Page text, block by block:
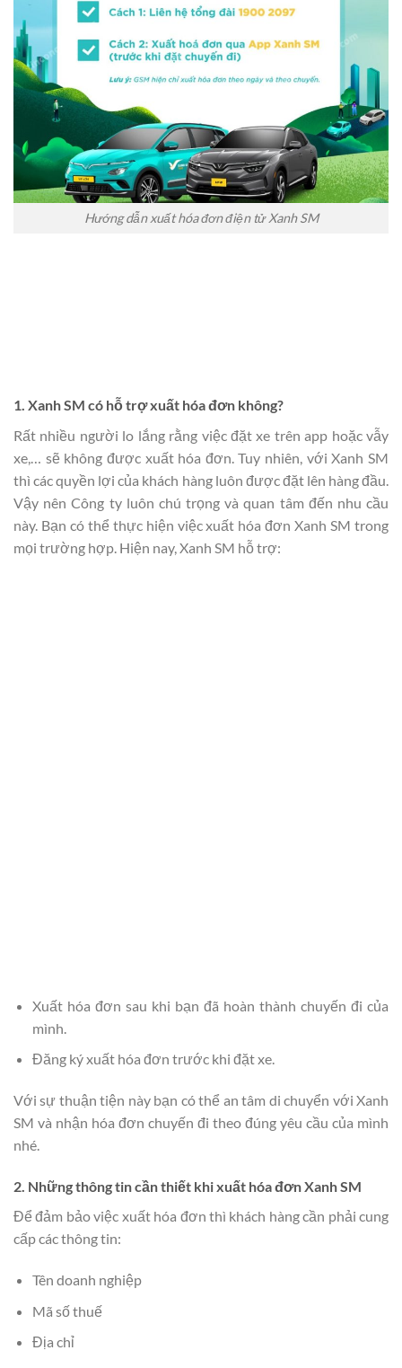
Hướng dẫn xuất hóa đơn điện tử Xanh SM
1. Xanh SM có hỗ trợ xuất hóa đơn không?
Rất nhiều người lo lắng rằng việc đặt xe trên app hoặc vẫy
xe,… sẽ không được xuất hóa đơn. Tuy nhiên, với Xanh SM
thì các quyền lợi của khách hàng luôn được đặt lên hàng đầu.
Vậy nên Công ty luôn chú trọng và quan tâm đến nhu cầu
này. Bạn có thể thực hiện việc xuất hóa đơn Xanh SM trong
mọi trường hợp. Hiện nay, Xanh SM hỗ trợ:
Xuất hóa đơn sau khi bạn đã hoàn thành chuyến đi của
mình.
Đăng ký xuất hóa đơn trước khi đặt xe.
Với sự thuận tiện này bạn có thể an tâm di chuyển với Xanh
SM và nhận hóa đơn chuyến đi theo đúng yêu cầu của mình
nhé.
2. Những thông tin cần thiết khi xuất hóa đơn Xanh SM
Để đảm bảo việc xuất hóa đơn thì khách hàng cần phải cung
cấp các thông tin:
Tên doanh nghiệp
Mã số thuế
Địa chỉ